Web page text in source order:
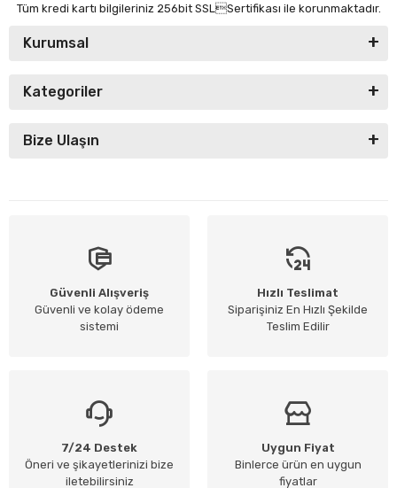
Tüm kredi kartı bilgileriniz 256bit SSLSertifikası ile korunmaktadır.
Kurumsal
Kategoriler
Bize Ulaşın
Güvenli Alışveriş
Güvenli ve kolay ödeme
sistemi
Hızlı Teslimat
Siparişiniz En Hızlı Şekilde
Teslim Edilir
7/24 Destek
Öneri ve şikayetlerinizi bize
iletebilirsiniz
Uygun Fiyat
Binlerce ürün en uygun
fiyatlar